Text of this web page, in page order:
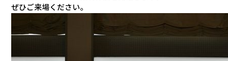
ぜひご来場ください。